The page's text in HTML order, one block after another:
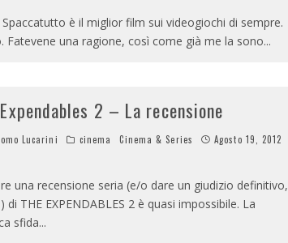
Spaccatutto è il miglior film sui videogiochi di sempre.
Fatevene una ragione, così come già me la sono...
2 – La recensione
Lucarini cinema Cinema & Series
Agosto 19, 2012
una recensione seria (e/o dare un giudizio definitivo,
di THE EXPENDABLES 2 è quasi impossibile. La
sfida...